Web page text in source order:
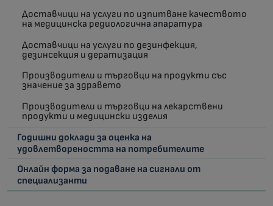
Доставчици на услуги по изпитване качеството
на медицинска редиологична апаратура
Доставчици на услуги по дезинфекция,
дезинсекция и дератизация
Производители и търговци на продукти със
значение за здравето
Производители и търговци на лекарствени
продукти и медицински изделия
Годишни доклади за оценка на
удовлетвореността на потребителите
Онлайн форма за подаване на сигнали от
специализанти